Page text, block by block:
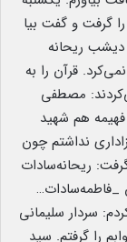
گرفت و گفت بیا
دیشب ریحانه
قرآن را به
مصطفی
هم شهید
نداشتم چون
ریحانه‌سادات
_فاطمه‌سادات…
سردار سلیمانی
را گرفتم. سید